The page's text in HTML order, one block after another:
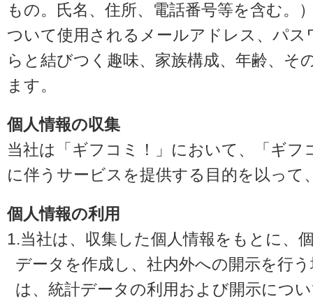
もの。氏名、住所、電話番号等を含む。
ついて使用されるメールアドレス、パ
らと結びつく趣味、家族構成、年齢、そ
ます。
個人情報の収集
当社は「ギフコミ！」において、「ギ
に伴うサービスを提供する目的を以って
個人情報の利用
1.当社は、収集した個人情報をもとに、
データを作成し、社内外への開示を行
は、統計データの利用および開示につ